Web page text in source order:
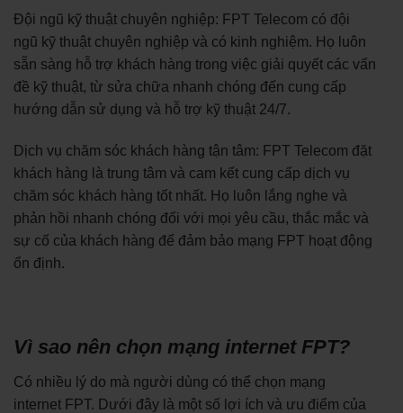
Đội ngũ kỹ thuật chuyên nghiệp: FPT Telecom có đội
ngũ kỹ thuật chuyên nghiệp và có kinh nghiệm. Họ luôn
sẵn sàng hỗ trợ khách hàng trong việc giải quyết các vấn
đề kỹ thuật, từ sửa chữa nhanh chóng đến cung cấp
hướng dẫn sử dụng và hỗ trợ kỹ thuật 24/7.
Dịch vụ chăm sóc khách hàng tận tâm: FPT Telecom đặt
khách hàng là trung tâm và cam kết cung cấp dịch vụ
chăm sóc khách hàng tốt nhất. Họ luôn lắng nghe và
phản hồi nhanh chóng đối với mọi yêu cầu, thắc mắc và
sự cố của khách hàng để đảm bảo mạng FPT hoạt động
ổn định.
Vì sao nên chọn mạng internet FPT?
Có nhiều lý do mà người dùng có thể chọn mạng
internet FPT. Dưới đây là một số lợi ích và ưu điểm của